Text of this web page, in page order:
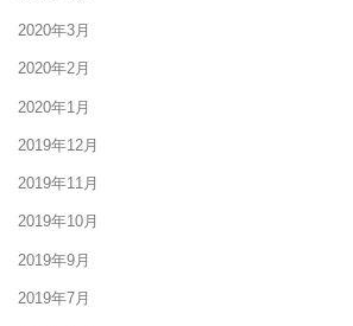
2020年3月
2020年2月
2020年1月
2019年12月
2019年11月
2019年10月
2019年9月
2019年7月